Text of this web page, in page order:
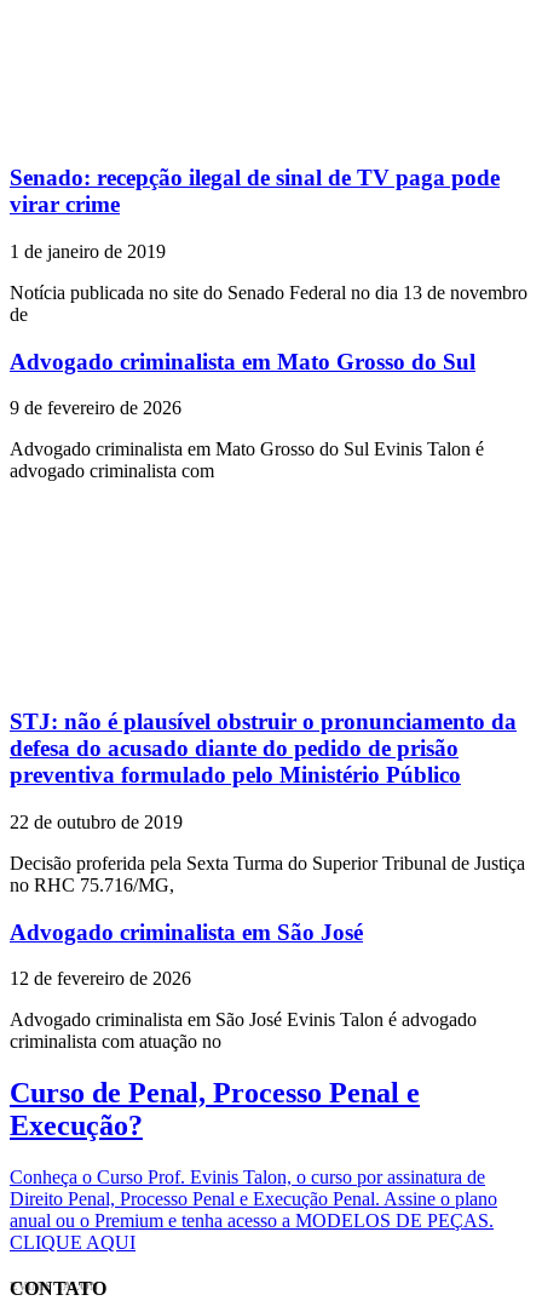
Senado: recepção ilegal de sinal de TV paga pode
virar crime
1 de janeiro de 2019
Notícia publicada no site do Senado Federal no dia 13 de novembro
de
Advogado criminalista em Mato Grosso do Sul
9 de fevereiro de 2026
Advogado criminalista em Mato Grosso do Sul Evinis Talon é
advogado criminalista com
STJ: não é plausível obstruir o pronunciamento da
defesa do acusado diante do pedido de prisão
preventiva formulado pelo Ministério Público
22 de outubro de 2019
Decisão proferida pela Sexta Turma do Superior Tribunal de Justiça
no RHC 75.716/MG,
Advogado criminalista em São José
12 de fevereiro de 2026
Advogado criminalista em São José Evinis Talon é advogado
criminalista com atuação no
Curso de Penal, Processo Penal e
Execução?
Conheça o Curso Prof. Evinis Talon, o curso por assinatura de
Direito Penal, Processo Penal e Execução Penal. Assine o plano
anual ou o Premium e tenha acesso a MODELOS DE PEÇAS.
CLIQUE AQUI
EVINIS TALON
CONTATO